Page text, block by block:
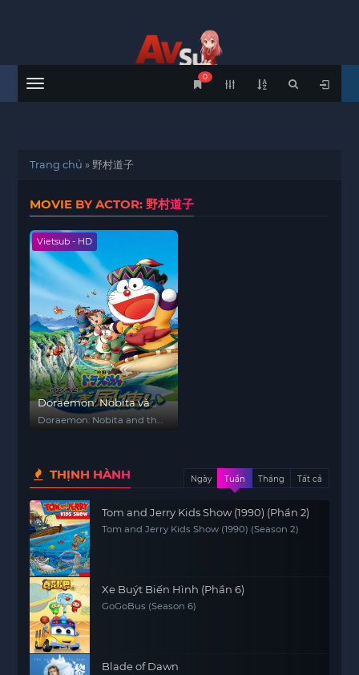
Menu
0
Trang chủ » 野村道子
MOVIE BY ACTOR: 野村道子
Vietsub - HD
Doraemon: Nobita và
Những Pháp Sư Gió Bí
Doraemon: Nobita and the
THỊNH HÀNH Ngày Tuần Tháng Tất cả
Tom and Jerry Kids Show (1990) (Phần 2)
Tom and Jerry Kids Show (1990) (Season 2)
Xe Buýt Biến Hình (Phần 6)
GoGoBus (Season 6)
Blade of Dawn